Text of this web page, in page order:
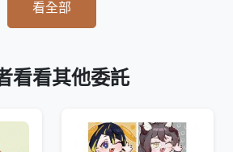
看全部
看看其他委託